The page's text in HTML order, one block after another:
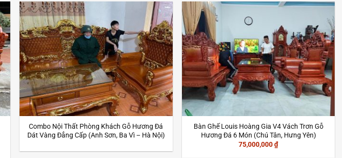
Combo Nội Thất Phòng Khách Gỗ Hương Đá
Dát Vàng Đẳng Cấp (Anh Sơn, Ba Vì – Hà Nội)
Bàn Ghế Louis Hoàng Gia V4 Vách Trơn Gỗ
Hương Đá 6 Món (Chú Tân, Hưng Yên)
75,000,000₫